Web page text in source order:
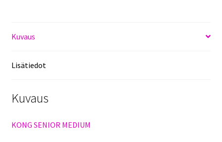
Kuvaus
Lisätiedot
Kuvaus
KONG SENIOR MEDIUM